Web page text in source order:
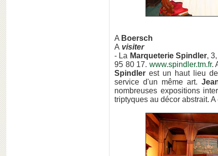
A Boersch
A visiter
- La Marqueterie Spindler,
95 80 17. www.spindler.tm.fr.
Spindler est un haut lieu
service d'un même art.
nombreuses expositions
triptyques au décor abstrait.